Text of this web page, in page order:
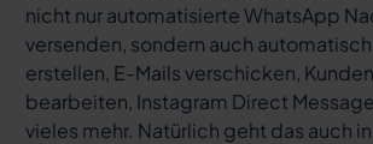
nicht nur automatisierte WhatsApp
versenden, sondern auch
erstellen, E-Mails verschicken,
bearbeiten, Instagram Direct
vieles mehr. Natürlich geht das auch